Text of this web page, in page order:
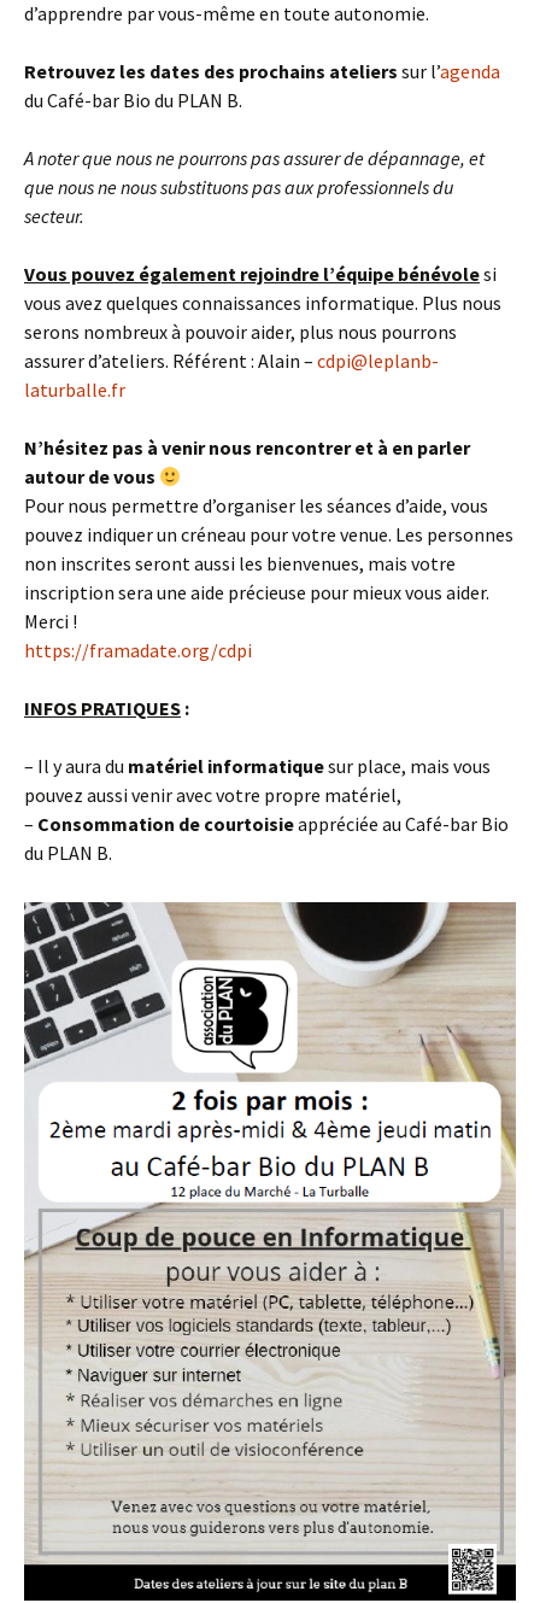
d’apprendre par vous-même en toute autonomie.
Retrouvez les dates des prochains ateliers sur l’agenda
du Café-bar Bio du PLAN B.
A noter que nous ne pourrons pas assurer de dépannage, et
que nous ne nous substituons pas aux professionnels du
secteur.
Vous pouvez également rejoindre l’équipe bénévolesi
vous avez quelques connaissances informatique. Plus nous
serons nombreux à pouvoir aider, plus nous pourrons
assurer d’ateliers. Référent : Alain – cdpi@leplanb-
laturballe.fr
N’hésitez pas à venir nous rencontrer et à en parler
autour de vous
Pour nous permettre d’organiser les séances d’aide, vous
pouvez indiquer un créneau pour votre venue. Les personnes
non inscrites seront aussi les bienvenues, mais votre
inscription sera une aide précieuse pour mieux vous aider.
Merci !
https://framadate.org/cdpi
INFOS PRATIQUES :
– Il y aura du matériel informatiquesur place, mais vous
pouvez aussi venir avec votre propre matériel,
– Consommation de courtoisieappréciée au Café-bar Bio
du PLAN B.